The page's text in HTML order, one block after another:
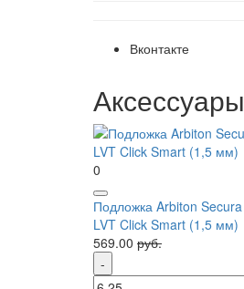
Вконтакте
Аксессуары
0
Подложка Arbiton Secura
LVT Click Smart (1,5 мм)
569.00 руб.